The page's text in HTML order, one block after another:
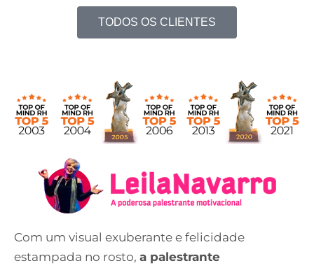
TODOS OS CLIENTES
Com um visual exuberante e felicidade
estampada no rosto, a palestrante